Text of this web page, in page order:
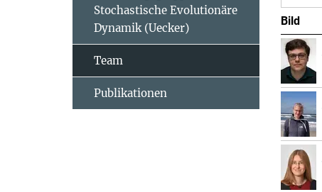
Bild
Stochastische Evolutionäre
Dynamik (Uecker)
Team
Publikationen